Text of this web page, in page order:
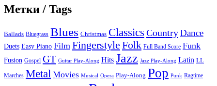
Метки / Tags
Ballads Bluegrass Blues Christmas Classics CountryDance
Duets Easy Piano Film Fingerstyle Folk Full Band Score Funk
Fusion Gospel GT Guitar Play-Along Hits Jazz Jazz Play-Along Latin LL
Marches Metal Movies Musical Opera Play-Along Pop Punk Ragtime